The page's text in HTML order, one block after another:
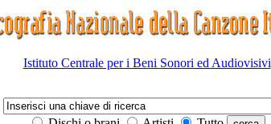
Istituto Centrale per i Beni Sonori ed Audiovisivi